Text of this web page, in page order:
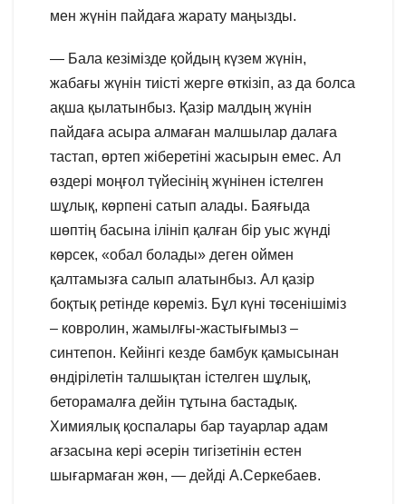
мен жүнін пайдаға жарату маңызды.
— Бала кезімізде қойдың күзем жүнін,
жабағы жүнін тиісті жерге өткізіп, аз да болса
ақша қылатынбыз. Қазір малдың жүнін
пайдаға асыра алмаған малшылар далаға
тастап, өртеп жіберетіні жасырын емес. Ал
өздері моңғол түйесінің жүнінен істелген
шұлық, көрпені сатып алады. Баяғыда
шөптің басына ілініп қалған бір уыс жүнді
көрсек, «обал болады» деген оймен
қалтамызға салып алатынбыз. Ал қазір
боқтық ретінде көреміз. Бұл күні төсенішіміз
– ковролин, жамылғы-жастығымыз –
синтепон. Кейінгі кезде бамбук қамысынан
өндірілетін талшықтан істелген шұлық,
беторамалға дейін тұтына бастадық.
Химиялық қоспалары бар тауарлар адам
ағзасына кері әсерін тигізетінін естен
шығармаған жөн, — дейді А.Серкебаев.